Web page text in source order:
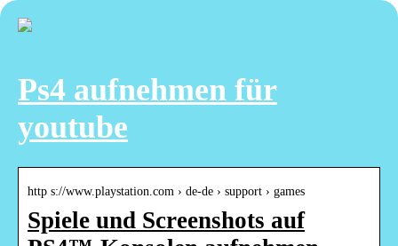
Ps4 aufnehmen für
youtube
http s://www.playstation.com › de-de › support › games
Spiele und Screenshots auf